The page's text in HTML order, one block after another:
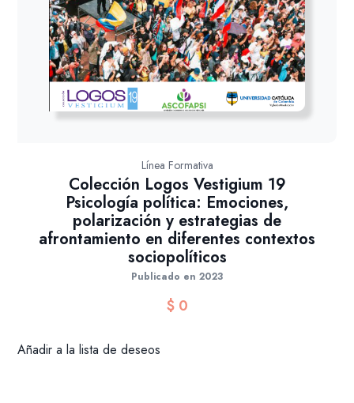
Línea Formativa
Colección Logos Vestigium 19
Psicología política: Emociones,
polarización y estrategias de
afrontamiento en diferentes contextos
sociopolíticos
Publicado en 2023
$0
Añadir a la lista de deseos